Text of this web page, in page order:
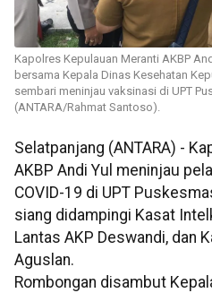
Kapolres Kepulauan Meranti AKBP
bersama Kepala Dinas Kesehatan
sembari meninjau vaksinasi di UPT
(ANTARA/Rahmat Santoso).
Selatpanjang (ANTARA) -
AKBP Andi Yul meninjau
COVID-19 di UPT
siang didampingi Kasat
Lantas AKP Deswandi, dan
Aguslan.
Rombongan disambut